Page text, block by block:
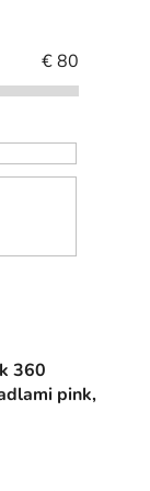
€80
360
pink,